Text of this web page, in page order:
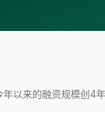
年以来的融资规模创4